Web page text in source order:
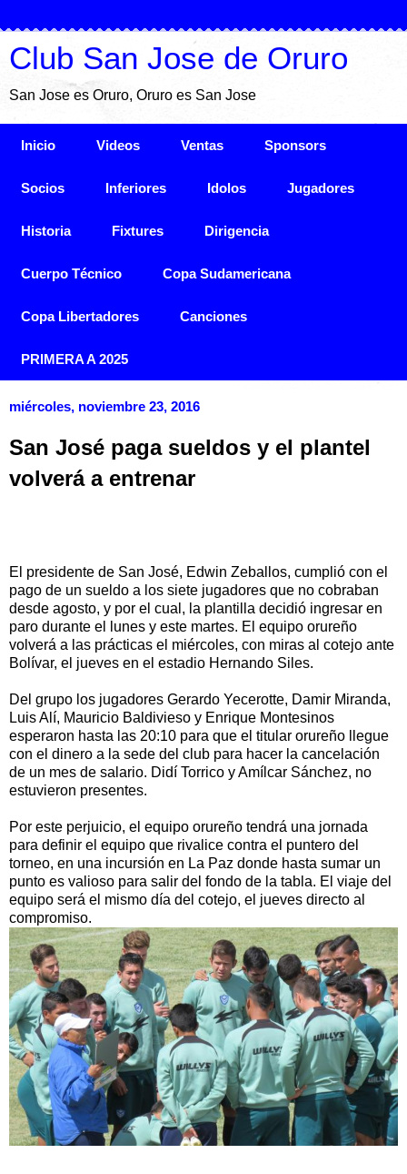
Club San Jose de Oruro
San Jose es Oruro, Oruro es San Jose
Inicio Videos Ventas Sponsors
Socios Inferiores Idolos Jugadores
Historia Fixtures Dirigencia
Cuerpo Técnico Copa Sudamericana
Copa Libertadores Canciones
PRIMERA A 2025
miércoles, noviembre 23, 2016
San José paga sueldos y el plantel
volverá a entrenar
El presidente de San José, Edwin Zeballos, cumplió con el
pago de un sueldo a los siete jugadores que no cobraban
desde agosto, y por el cual, la plantilla decidió ingresar en
paro durante el lunes y este martes. El equipo orureño
volverá a las prácticas el miércoles, con miras al cotejo ante
Bolívar, el jueves en el estadio Hernando Siles.
Del grupo los jugadores Gerardo Yecerotte, Damir Miranda,
Luis Alí, Mauricio Baldivieso y Enrique Montesinos
esperaron hasta las 20:10 para que el titular orureño llegue
con el dinero a la sede del club para hacer la cancelación
de un mes de salario. Didí Torrico y Amílcar Sánchez, no
estuvieron presentes.
Por este perjuicio, el equipo orureño tendrá una jornada
para definir el equipo que rivalice contra el puntero del
torneo, en una incursión en La Paz donde hasta sumar un
punto es valioso para salir del fondo de la tabla. El viaje del
equipo será el mismo día del cotejo, el jueves directo al
compromiso.